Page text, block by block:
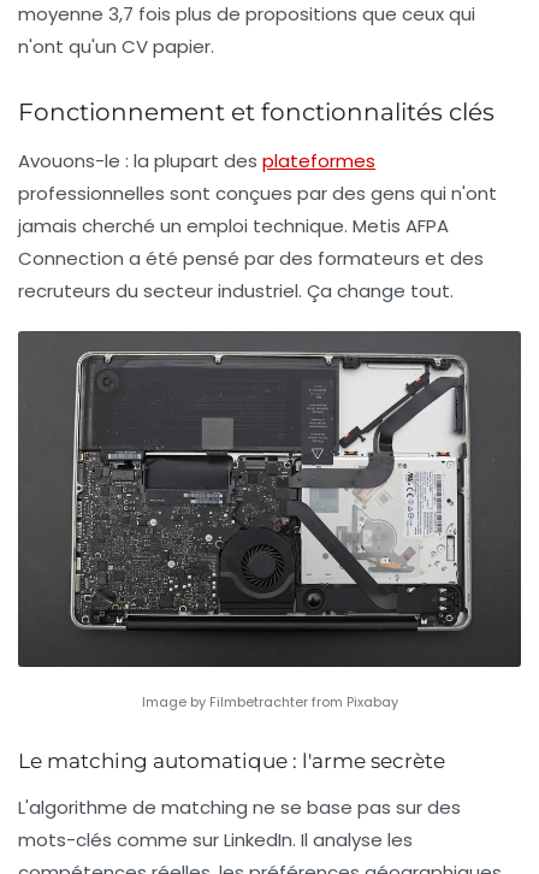
moyenne 3,7 fois plus de propositions que ceux qui
n'ont qu'un CV papier.
Fonctionnement et fonctionnalités clés
Avouons-le : la plupart des plateformes
professionnelles sont conçues par des gens qui n'ont
jamais cherché un emploi technique. Metis AFPA
Connection a été pensé par des formateurs et des
recruteurs du secteur industriel. Ça change tout.
Image by Filmbetrachter from Pixabay
Le matching automatique : l'arme secrète
L'algorithme de matching ne se base pas sur des
mots-clés comme sur LinkedIn. Il analyse les